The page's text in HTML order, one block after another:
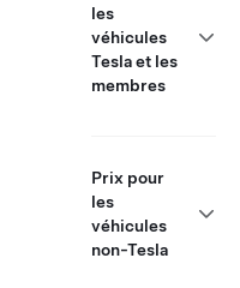
les
véhicules
Tesla et les
membres
Prix pour
les
véhicules
non-Tesla